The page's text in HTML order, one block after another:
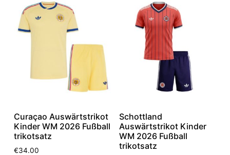
Curaçao Auswärtstrikot
Kinder WM 2026 Fußball
trikotsatz
€34.00
Schottland
Auswärtstrikot Kinder
WM 2026 Fußball
trikotsatz